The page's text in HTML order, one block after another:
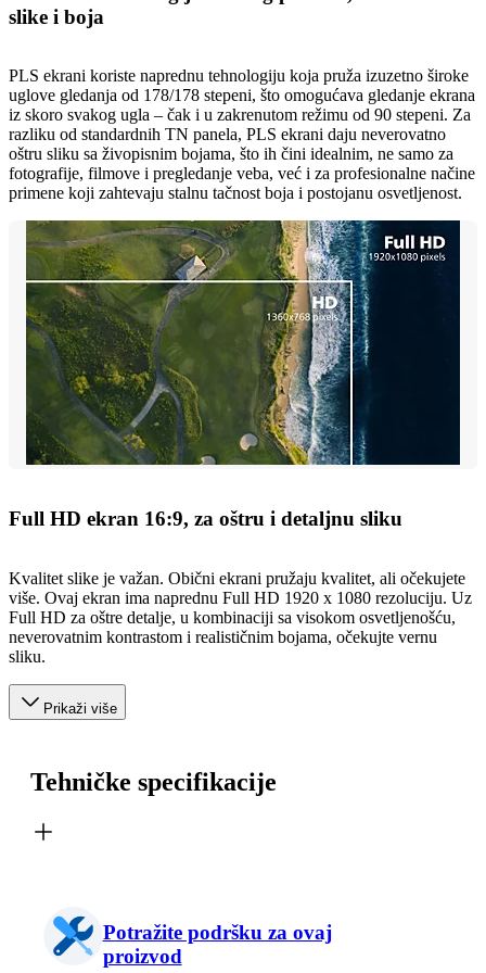
slike i boja
PLS ekrani koriste naprednu tehnologiju koja pruža izuzetno široke
uglove gledanja od 178/178 stepeni, što omogućava gledanje ekrana
iz skoro svakog ugla – čak i u zakrenutom režimu od 90 stepeni. Za
razliku od standardnih TN panela, PLS ekrani daju neverovatno
oštru sliku sa živopisnim bojama, što ih čini idealnim, ne samo za
fotografije, filmove i pregledanje veba, već i za profesionalne načine
primene koji zahtevaju stalnu tačnost boja i postojanu osvetljenost.
Full HD ekran 16:9, za oštru i detaljnu sliku
Kvalitet slike je važan. Obični ekrani pružaju kvalitet, ali očekujete
više. Ovaj ekran ima naprednu Full HD 1920 x 1080 rezoluciju. Uz
Full HD za oštre detalje, u kombinaciji sa visokom osvetljenošću,
neverovatnim kontrastom i realističnim bojama, očekujte vernu
sliku.
Prikaži više
Tehničke specifikacije
Potražite podršku za ovaj
proizvod